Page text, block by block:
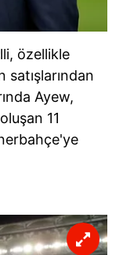
özellikle
Ayew,
11